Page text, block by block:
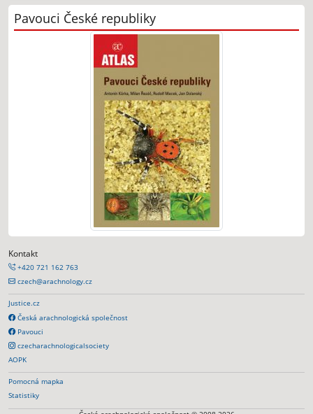
Pavouci České republiky
Kontakt
+420 721 162 763
czech@arachnology.cz
Justice.cz
Česká arachnologická společnost
Pavouci
czecharachnologicalsociety
AOPK
Pomocná mapka
Statistiky